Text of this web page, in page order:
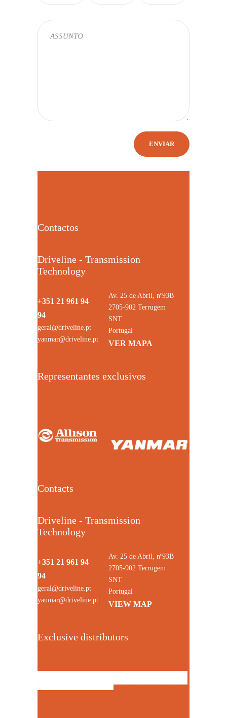
Contactos
Driveline - Transmission
Technology
+351 21 961 94
94
geral@driveline.pt
yanmar@driveline.pt
Av. 25 de Abril, nº93B
2705-902 Terrugem
SNT
Portugal
VER MAPA
Representantes exclusivos
Contacts
Driveline - Transmission
Technology
+351 21 961 94
94
geral@driveline.pt
yanmar@driveline.pt
Av. 25 de Abril, nº93B
2705-902 Terrugem
SNT
Portugal
VIEW MAP
Exclusive distributors